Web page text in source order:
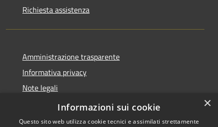
Richiesta assistenza
Amministrazione trasparente
Informativa privacy
Note legali
Dichiarazione di accessibilità
×
Informazioni sui cookie
Questo sito web utilizza cookie tecnici e assimilati strettamente